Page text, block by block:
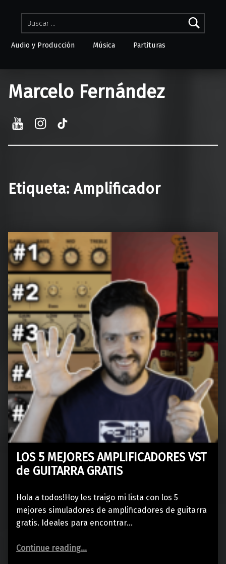
Buscar:
Audio y Producción Música Partituras
Marcelo Fernández
YouTube
Etiqueta: Amplificador
LOS 5 MEJORES AMPLIFICADORES VST
de GUITARRA GRATIS
Hola a todos!Hoy les traigo mi lista con los 5
mejores simuladores de amplificadores de guitarra
gratis. Ideales para encontrar…
Continue reading“LOS 5 MEJORES AMPLIFICADORES VST de GUITARRA GRATIS”
…